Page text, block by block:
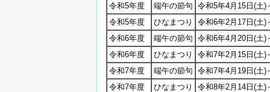
令和5年度
端午の節句 令和5年4月15日(土)
令和5年度
ひなまつり
令和6年2月17日(土)
令和6年度
端午の節句 令和6年4月20日(土)
令和6年度
ひなまつり
令和7年2月15日(土)
令和7年度
端午の節句 令和7年4月19日(土)
令和7年度
ひなまつり
令和8年2月14日(土)